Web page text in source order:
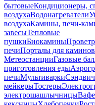
бытовыеКондиционеры,
воздухаВодонагреватели
воздухаКамины, печи-
завесыТепловые
пушкиБиокамины
печиПорталы для каминов
МетеостанцииГазовые
приготовления еды
печиМультиварки
мейкерыТостеры
электрошашлычницы